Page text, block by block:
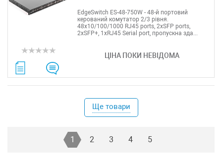
ЦІНА ПОКИ НЕВІДОМА
EdgeSwitch ES-48-750W - 48-й портовий
керований комутатор 2/3 рівня.
48x10/100/1000 RJ45 ports, 2xSFP ports,
2хSFP+, 1xRJ45 Serial port, пропускна зда...
Ще товари
1 2 3 4 5